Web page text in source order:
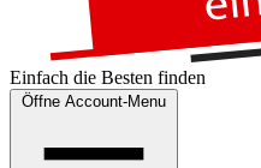
Einfach die Besten finden
Öffne Account-Menu